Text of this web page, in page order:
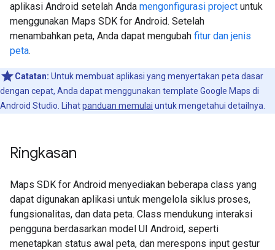
aplikasi Android setelah Anda mengonfigurasi project untuk
menggunakan Maps SDK for Android. Setelah
menambahkan peta, Anda dapat mengubah fitur dan jenis
peta.
Catatan: Untuk membuat aplikasi yang menyertakan peta dasar
dengan cepat, Anda dapat menggunakan template Google Maps di
Android Studio. Lihatpanduan memulai untuk mengetahui detailnya.
Ringkasan
Maps SDK for Android menyediakan beberapa class yang
dapat digunakan aplikasi untuk mengelola siklus proses,
fungsionalitas, dan data peta. Class mendukung interaksi
pengguna berdasarkan model UI Android, seperti
menetapkan status awal peta, dan merespons input gestur